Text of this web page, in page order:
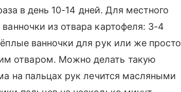
в день 10-14 дней. Для местного
из отвара картофеля: 3-4
ванночки для рук или же просто
отваром. Можно делать такую
на пальцах рук лечится масляными